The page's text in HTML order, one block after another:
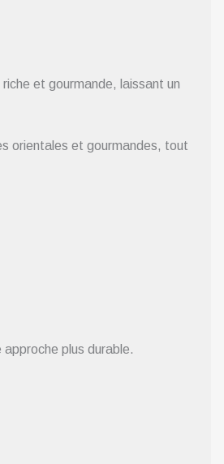
et gourmande, laissant un
orientales et gourmandes, tout
plus durable.